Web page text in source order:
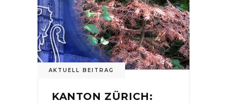
AKTUELL BEITRAG
KANTON ZÜRICH: